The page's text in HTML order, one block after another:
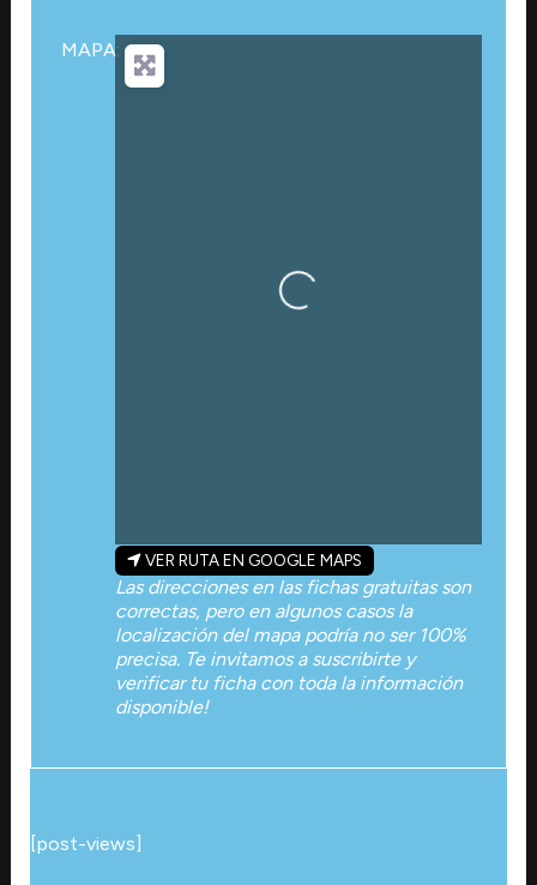
MAPA:
Cargando…
VER RUTA EN GOOGLE MAPS
Las direcciones en las fichas gratuitas son
correctas, pero en algunos casos la
localización del mapa podría no ser 100%
precisa. Te invitamos a suscribirte y
verificar tu ficha con toda la información
disponible!
[post-views]